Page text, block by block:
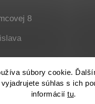
súbory cookie.
súhlas s ich
informácií tu.
8